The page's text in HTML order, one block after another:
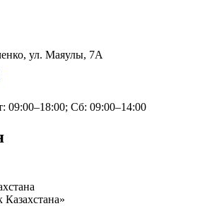
ул. Маяулы, 7А
09:00–18:00; Сб: 09:00–14:00